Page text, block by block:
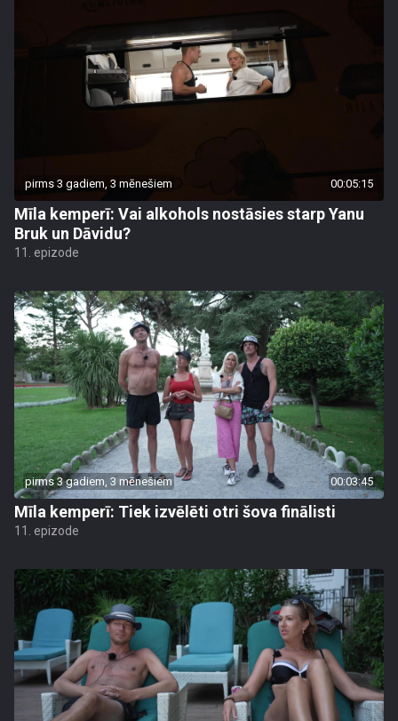
pirms 3 gadiem, 3 mēnešiem 00:05:15
Mīla kemperī: Vai alkohols nostāsies starp Yanu
Bruk un Dāvidu?
11. epizode
pirms 3 gadiem, 3 mēnešiem 00:03:45
Mīla kemperī: Tiek izvēlēti otri šova finālisti
11. epizode